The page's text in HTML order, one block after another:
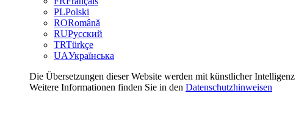
PLPolski
RORomână
RUРусский
TRTürkçe
UAУкраїнська
Die Übersetzungen dieser Website werden mit künstlicher
Weitere Informationen finden Sie in den Datenschutzhinweisen